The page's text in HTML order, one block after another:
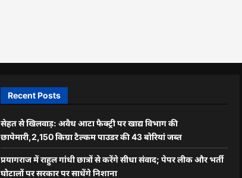
Recent Posts
सेहत से खिलवाड़: अवैध आटा फैक्ट्री पर खाद्य विभाग की
छापेमारी,2,150 किग्रा टैल्कम पाउडर की 43 बोरियां जब्त
प्रयागराज में राहुल गांधी छात्रों से करेंगे सीधा संवाद; पेपर लीक और भर्ती
घोटालों पर सरकार पर साधेंगे निशाना